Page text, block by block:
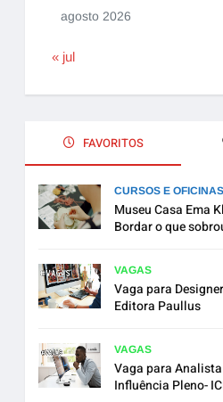
agosto 2026
« jul
FAVORITOS
CURSOS E OFICINAS
Museu Casa Ema
Bordar o que
VAGAS
Vaga para
Editora Paullus
VAGAS
Vaga para
Influência Pleno-